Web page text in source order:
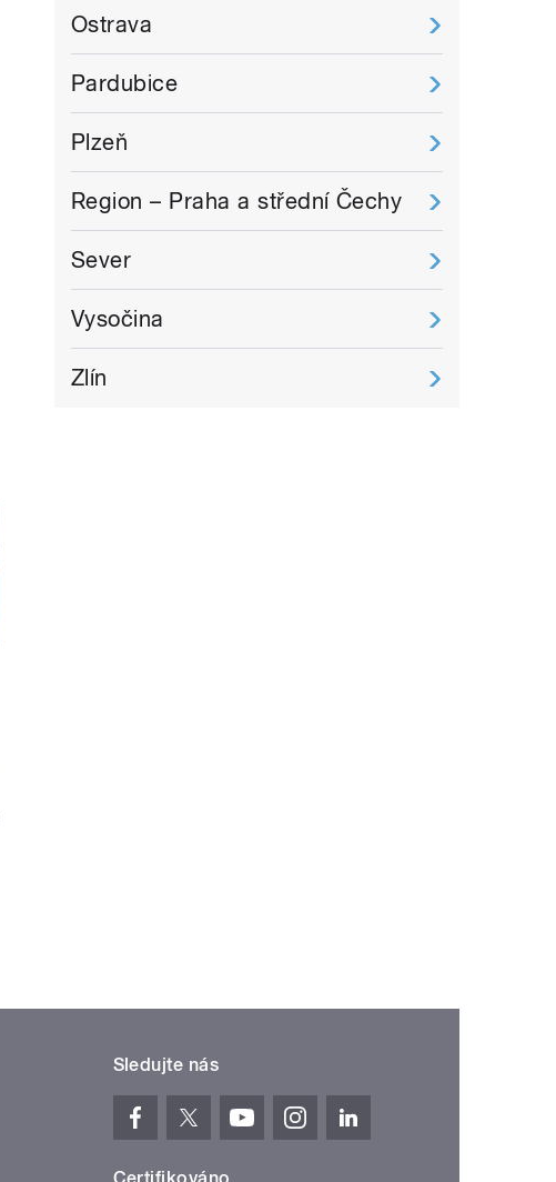
Ostrava
Pardubice
Plzeň
Region – Praha a střední Čechy
Sever
Vysočina
Zlín
Sledujte nás
Certifikováno